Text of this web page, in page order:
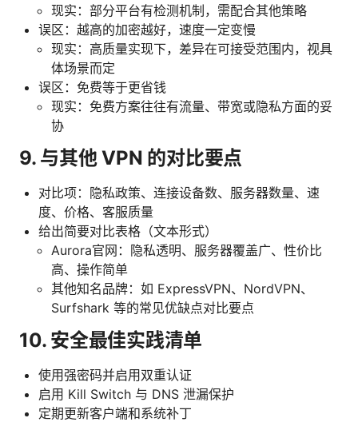
现实：部分平台有检测机制，需配合其他策略
误区：越高的加密越好，速度一定变慢
现实：高质量实现下，差异在可接受范围内，视具
体场景而定
误区：免费等于更省钱
现实：免费方案往往有流量、带宽或隐私方面的妥
协
9. 与其他 VPN 的对比要点
对比项：隐私政策、连接设备数、服务器数量、速
度、价格、客服质量
给出简要对比表格（文本形式）
Aurora官网：隐私透明、服务器覆盖广、性价比
高、操作简单
其他知名品牌：如 ExpressVPN、NordVPN、
Surfshark 等的常见优缺点对比要点
10. 安全最佳实践清单
使用强密码并启用双重认证
启用 Kill Switch 与 DNS 泄漏保护
定期更新客户端和系统补丁